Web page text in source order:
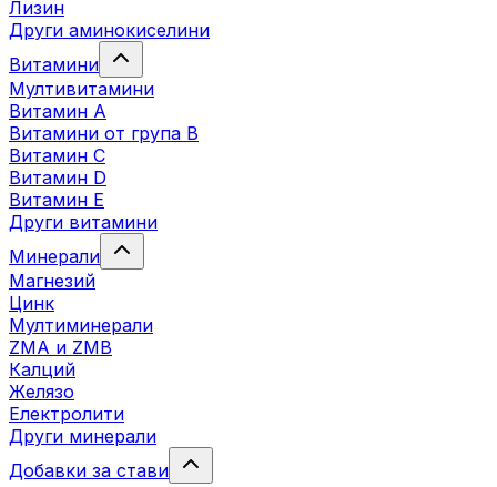
Лизин
Други аминокиселини
Витамини
Мултивитамини
Витамин А
Витамини от група B
Витамин C
Витамин D
Витамин E
Други витамини
Минерали
Магнезий
Цинк
Мултиминерали
ZMA и ZMB
Калций
Желязо
Електролити
Други минерали
Добавки за стави